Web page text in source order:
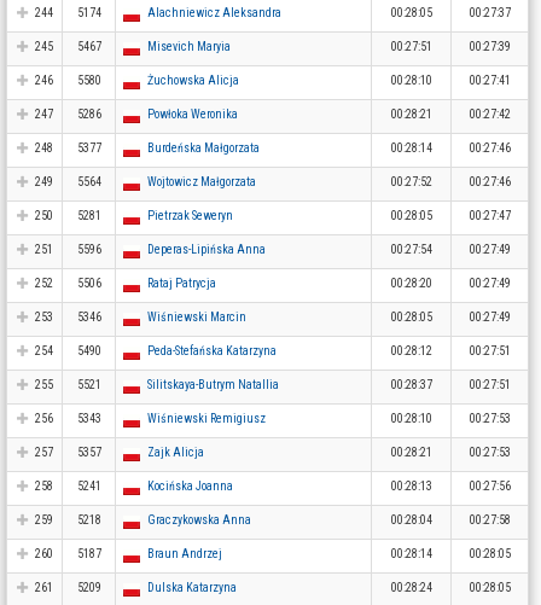
244 5174 Alachniewicz Aleksandra 00:28:05 00:27:37
245 5467 Misevich Maryia 00:27:51 00:27:39
246 5580 Żuchowska Alicja 00:28:10 00:27:41
247 5286 Powłoka Weronika 00:28:21 00:27:42
248 5377 Burdeńska Małgorzata 00:28:14 00:27:46
249 5564 Wojtowicz Małgorzata 00:27:52 00:27:46
250 5281 Pietrzak Seweryn 00:28:05 00:27:47
251 5596 Deperas-Lipińska Anna 00:27:54 00:27:49
252 5506 Rataj Patrycja 00:28:20 00:27:49
253 5346 Wiśniewski Marcin 00:28:05 00:27:49
254 5490 Peda-Stefańska Katarzyna 00:28:12 00:27:51
255 5521 Silitskaya-Butrym Natallia 00:28:37 00:27:51
256 5343 Wiśniewski Remigiusz 00:28:10 00:27:53
257 5357 Zajk Alicja 00:28:21 00:27:53
258 5241 Kocińska Joanna 00:28:13 00:27:56
259 5218 Graczykowska Anna 00:28:04 00:27:58
260 5187 Braun Andrzej 00:28:14 00:28:05
261 5209 Dulska Katarzyna 00:28:24 00:28:05